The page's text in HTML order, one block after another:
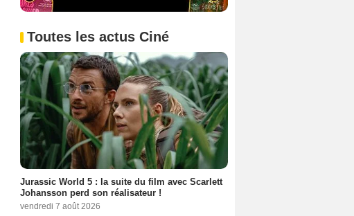
Toutes les actus Ciné
Jurassic World 5 : la suite du film avec Scarlett
Johansson perd son réalisateur !
vendredi 7 août 2026